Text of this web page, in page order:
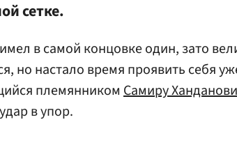
сетке.
в самой концовке один, зато
но настало время проявить себя
племянником Самиру
в упор.